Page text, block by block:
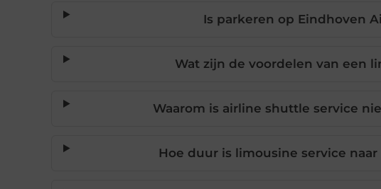
Is parkeren op Eindhoven
Wat zijn de voordelen van een
Waarom is airline shuttle service
Hoe duur is limousine service